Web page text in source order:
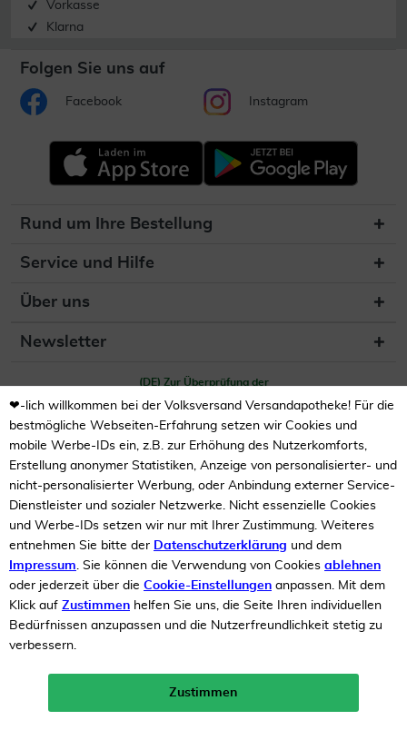
10%
Neukunden-Rabatt ab 49€!
mehr erfahren >
Vorkasse
Klarna
Folgen Sie uns auf
Facebook Instagram
Rund um Ihre Bestellung
Service und Hilfe
Über uns
Newsletter
(DE) Zur Überprüfung der
hier klicken
Unsere Auszeichnungen
❤-lich willkommen bei der Volksversand Versandapotheke! Für die
bestmögliche Webseiten-Erfahrung setzen wir Cookies und
mobile Werbe-IDs ein, z.B. zur Erhöhung des Nutzerkomforts,
Erstellung anonymer Statistiken, Anzeige von personalisierter- und
nicht-personalisierter Werbung, oder Anbindung externer Service-
Dienstleister und sozialer Netzwerke. Nicht essenzielle Cookies
und Werbe-IDs setzen wir nur mit Ihrer Zustimmung. Weiteres
entnehmen Sie bitte der Datenschutzerklärung und dem
Impressum. Sie können die Verwendung von Cookies ablehnen
oder jederzeit über die Cookie-Einstellungen anpassen. Mit dem
Klick auf Zustimmen helfen Sie uns, die Seite Ihren individuellen
Bedürfnissen anzupassen und die Nutzerfreundlichkeit stetig zu
verbessern.
Zustimmen